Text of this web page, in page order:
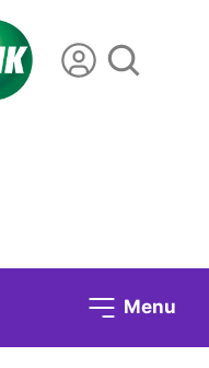
Menu